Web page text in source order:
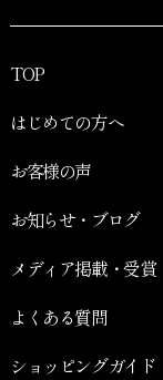
TOP
はじめての方へ
お客様の声
お知らせ・ブログ
メディア掲載・受賞
よくある質問
ショッピングガイド